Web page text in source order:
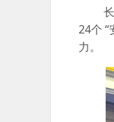
24个
力。